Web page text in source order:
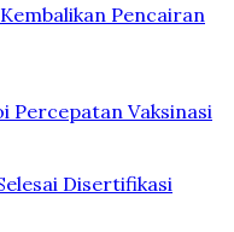
Pencairan
Percepatan Vaksinasi
Disertifikasi